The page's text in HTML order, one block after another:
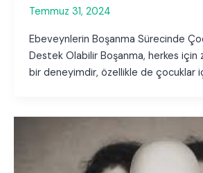
Temmuz 31, 2024
Ebeveynlerin Boşanma Sürecinde
Destek Olabilir Boşanma, herkes için
bir deneyimdir, özellikle de çocuklar